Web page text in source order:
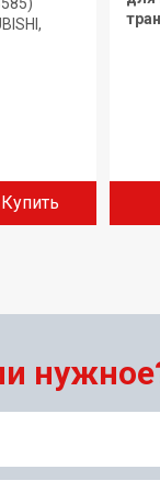
Купить